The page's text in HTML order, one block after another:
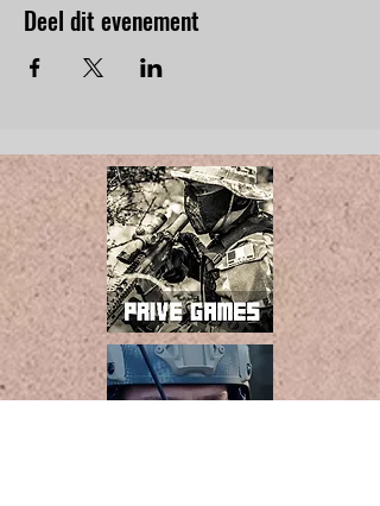
Deel dit evenement